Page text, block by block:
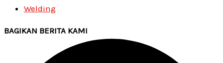
Welding
BAGIKAN BERITA KAMI